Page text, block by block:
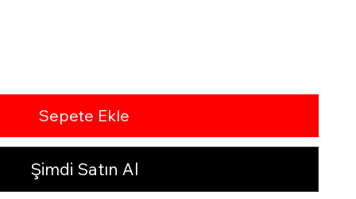
Sepete Ekle
Şimdi Satın Al